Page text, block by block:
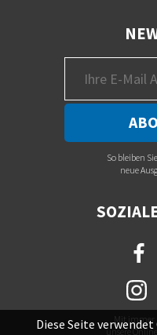
So bleiben
neue
Mit immer
unsere
Diese Seite